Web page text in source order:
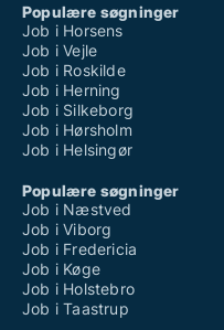
Populære søgninger
Job i Horsens
Job i Vejle
Job i Roskilde
Job i Herning
Job i Silkeborg
Job i Hørsholm
Job i Helsingør
Populære søgninger
Job i Næstved
Job i Viborg
Job i Fredericia
Job i Køge
Job i Holstebro
Job i Taastrup